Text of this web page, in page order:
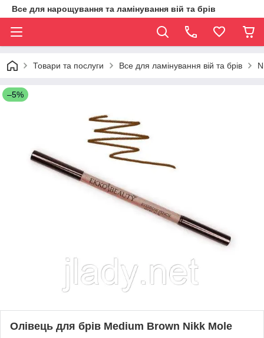
Все для нарощування та ламінування вій та брів
Товари та послуги Все для ламінування вій та брів
–5%
Олівець для брів Medium Brown Nikk Mole